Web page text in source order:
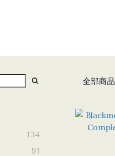
134
91
全部商品